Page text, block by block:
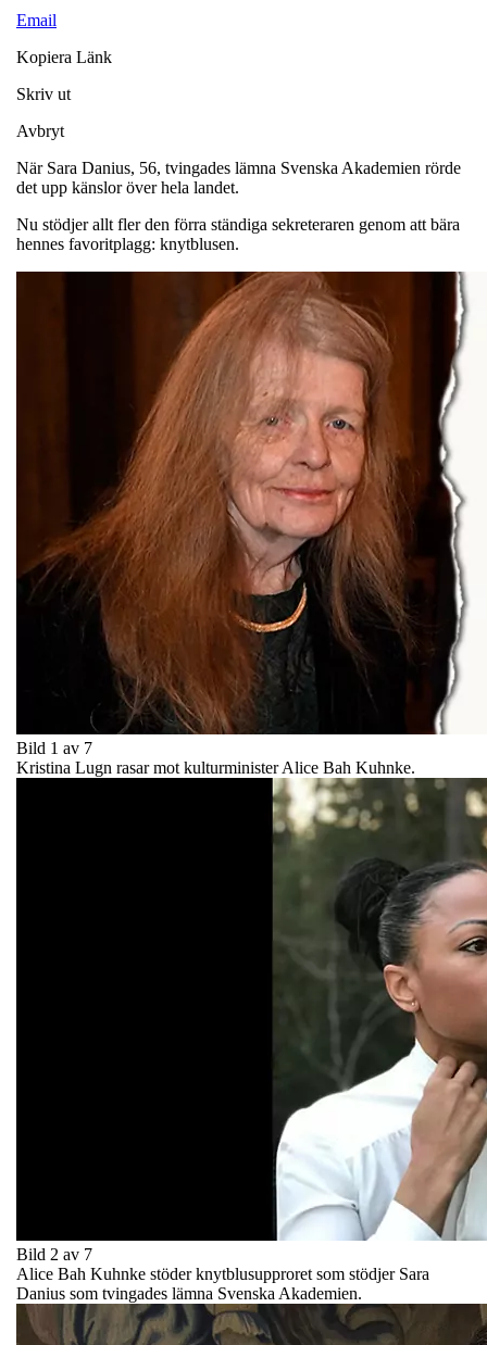
Email
Kopiera Länk
Skriv ut
Avbryt
När Sara Danius, 56, tvingades lämna Svenska Akademien rörde
det upp känslor över hela landet.
Nu stödjer allt fler den förra ständiga sekreteraren genom att bära
hennes favoritplagg: knytblusen.
Bild 1 av 7
Kristina Lugn rasar mot kulturminister Alice Bah Kuhnke.
Bild 2 av 7
Alice Bah Kuhnke stöder knytblusupproret som stödjer Sara
Danius som tvingades lämna Svenska Akademien.